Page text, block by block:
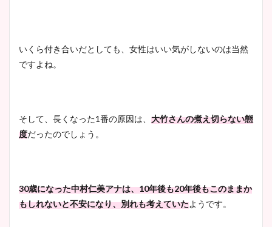
いくら付き合いだとしても、女性はいい気がしないのは当然
ですよね。
そして、長くなった1番の原因は、 大竹さんの煮え切らない態
度だったのでしょう。
30歳になった中村仁美アナは、10年後も20年後もこのままか
もしれないと不安になり、別れも考えていたようです。